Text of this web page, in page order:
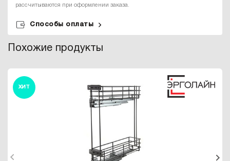
рассчитываются при оформлении заказа.
Способы оплаты
Похожие продукты
ХИТ